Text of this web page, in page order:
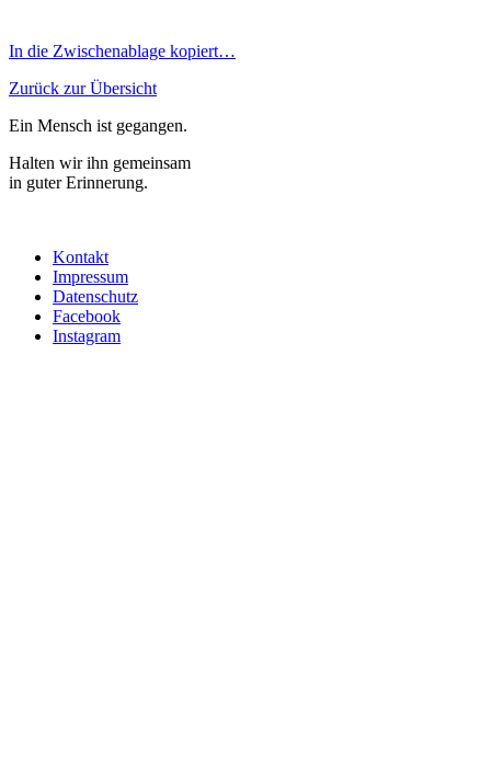
In die Zwischenablage kopiert…
Zurück zur Übersicht
Ein Mensch ist gegangen.
Halten wir ihn gemeinsam
in guter Erinnerung.
Kontakt
Impressum
Datenschutz
Facebook
Instagram